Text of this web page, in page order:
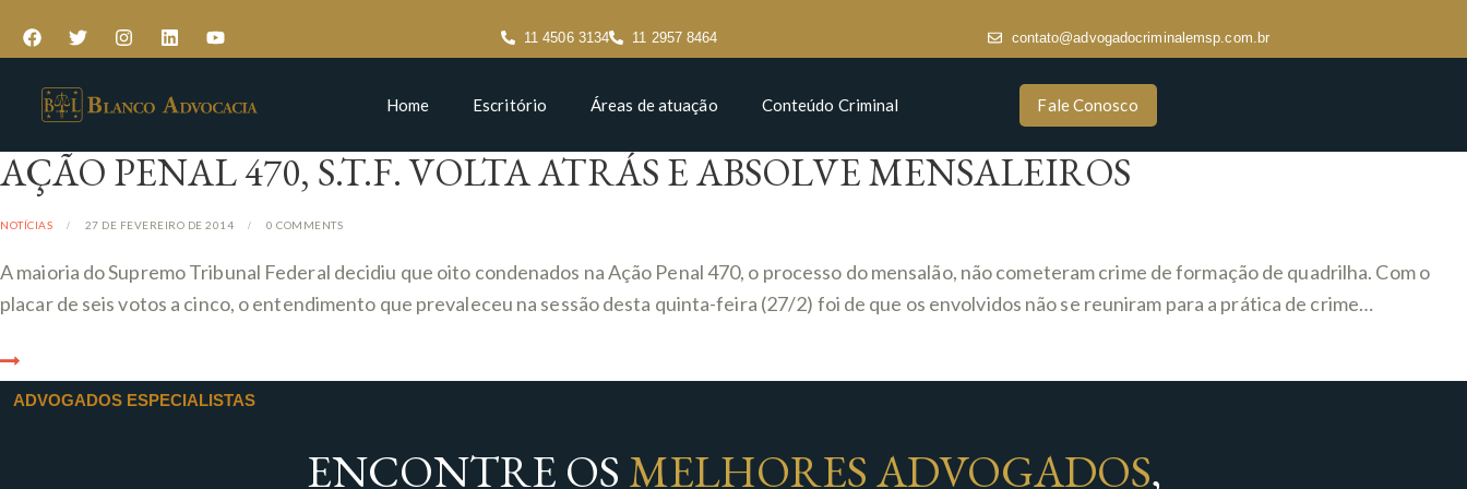
11 4506 3134 11 2957 8464 contato@advogadocriminalemsp.com.br
Home Escritório Áreas de atuação Conteúdo Criminal Fale Conosco
AÇÃO PENAL 470, S.T.F. VOLTA ATRÁS E ABSOLVE MENSALEIROS
NOTÍCIAS 27 DE FEVEREIRO DE 2014 0 COMMENTS
A maioria do Supremo Tribunal Federal decidiu que oito condenados na Ação Penal 470, o processo do mensalão, não cometeram crime de formação de quadrilha. Com o
placar de seis votos a cinco, o entendimento que prevaleceu na sessão desta quinta-feira (27/2) foi de que os envolvidos não se reuniram para a prática de crime…
ADVOGADOS ESPECIALISTAS
ENCONTRE OS MELHORES ADVOGADOS,